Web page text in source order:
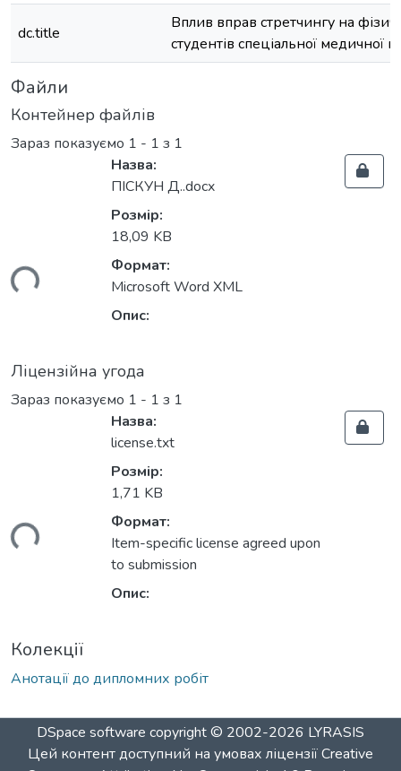
dc.title
Вплив вправ стретчингу на
студентів спеціальної медичної
Файли
Контейнер файлів
Зараз показуємо 1 - 1 з 1
Назва:
ПІСКУН Д..docx
Розмір:
18,09 KB
Формат:
Microsoft Word XML
Опис:
Ліцензійна угода
Зараз показуємо 1 - 1 з 1
Назва:
license.txt
Розмір:
1,71 KB
Формат:
Item-specific license agreed upon
to submission
Опис:
Колекції
Анотації до дипломних робіт
DSpace software copyright © 2002-2026 LYRASIS
Цей контент доступний на умовах ліцензіїCreative